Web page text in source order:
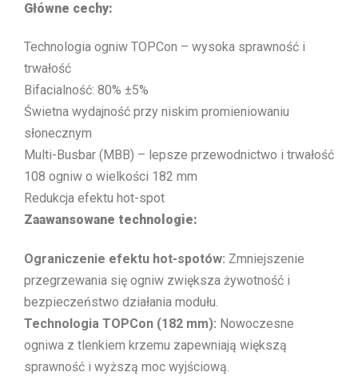
Główne cechy:
Technologia ogniw TOPCon – wysoka sprawność i
trwałość
Bifacialność: 80% ±5%
Świetna wydajność przy niskim promieniowaniu
słonecznym
Multi-Busbar (MBB) – lepsze przewodnictwo i trwałość
108 ogniw o wielkości 182 mm
Redukcja efektu hot-spot
Zaawansowane technologie:
Ograniczenie efektu hot-spotów: Zmniejszenie
przegrzewania się ogniw zwiększa żywotność i
bezpieczeństwo działania modułu.
Technologia TOPCon (182 mm): Nowoczesne
ogniwa z tlenkiem krzemu zapewniają większą
sprawność i wyższą moc wyjściową.